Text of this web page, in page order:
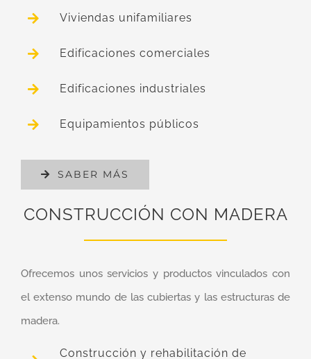
Viviendas unifamiliares
Edificaciones comerciales
Edificaciones industriales
Equipamientos públicos
SABER MÁS
CONSTRUCCIÓN CON MADERA
Ofrecemos unos servicios y productos vinculados con
el extenso mundo de las cubiertas y las estructuras de
madera.
Construcción y rehabilitación de